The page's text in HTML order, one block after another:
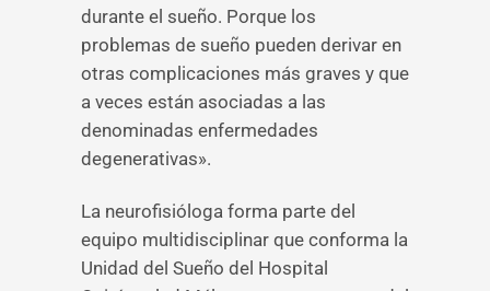
durante el sueño. Porque los
problemas de sueño pueden derivar en
otras complicaciones más graves y que
a veces están asociadas a las
denominadas enfermedades
degenerativas».
La neurofisióloga forma parte del
equipo multidisciplinar que conforma la
Unidad del Sueño del Hospital